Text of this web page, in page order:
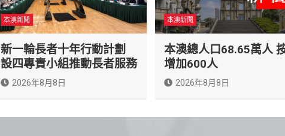
本澳新聞
新一輪長者十年行動計劃
設四專責小組推動長者服務
2026年8月8日
本澳新聞
本澳總人口68.65萬人
增加600人
2026年8月8日